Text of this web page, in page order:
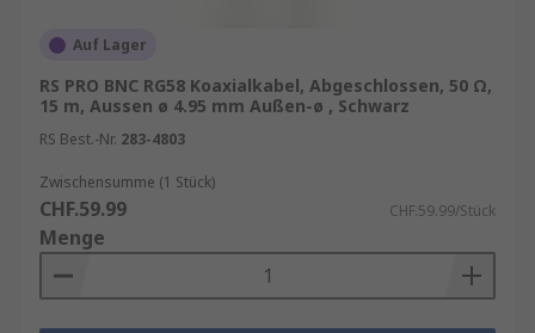
Auf Lager
RS PRO BNC RG58 Koaxialkabel, Abgeschlossen, 50 Ω,
15 m, Aussen ø 4.95 mm Außen-ø , Schwarz
RS Best.-Nr. 283-4803
Zwischensumme (1 Stück)
CHF.59.99 CHF.59.99/Stück
Menge